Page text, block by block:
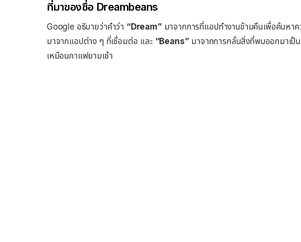
ที่มาของชื่อ Dreambeans
Google อธิบายว่าคำว่า “Dream”มาจากการที่แอปทำงานข้ามคืนเพื่อค้นหา
มาจากแอปต่าง ๆ ที่เชื่อมต่อ และ “Beans”มาจากการกลั่นสิ่งที่พบออกมาเป็น
เหมือนกาแฟยามเช้า